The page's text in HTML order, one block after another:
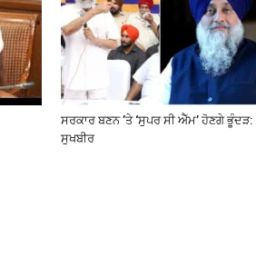
ਸਰਕਾਰ ਬਣਨ ’ਤੇ ‘ਸੁਪਰ ਸੀ ਐੱਮ’ ਹੋਣਗੇ ਭੂੰਦੜ:
ਸੁਖਬੀਰ